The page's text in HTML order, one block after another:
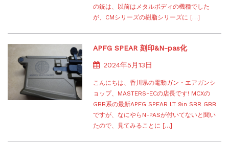
の銃は、以前はメタルボディの機種でした
が、CMシリーズの樹脂シリーズに […]
APFG SPEAR 刻印&N-pas化
2024年5月13日
こんにちは、香川県の電動ガン・エアガンシ
ョップ、MASTERS-ECの店長です! MCXの
GBB系の最新APFG SPEAR LT 9in SBR GBB
ですが、なにやらN-PASが付いてないと聞い
たので、見てみることに […]